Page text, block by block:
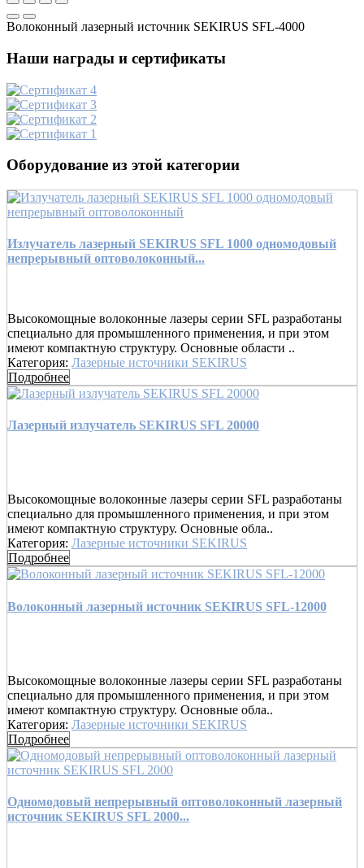
Волоконный лазерный источник SEKIRUS SFL-4000
Наши награды и сертификаты
Оборудование из этой категории
Излучатель лазерный SEKIRUS SFL 1000 одномодовый
непрерывный оптоволоконный...
Высокомощные волоконные лазеры серии SFL разработаны
специально для промышленного применения, и при этом
имеют компактную структуру. Основные области ..
Категория: Лазерные источники SEKIRUS
Подробнее
Лазерный излучатель SEKIRUS SFL 20000
Высокомощные волоконные лазеры серии SFL разработаны
специально для промышленного применения, и при этом
имеют компактную структуру. Основные обла..
Категория: Лазерные источники SEKIRUS
Подробнее
Волоконный лазерный источник SEKIRUS SFL-12000
Высокомощные волоконные лазеры серии SFL разработаны
специально для промышленного применения, и при этом
имеют компактную структуру. Основные обла..
Категория: Лазерные источники SEKIRUS
Подробнее
Одномодовый непрерывный оптоволоконный лазерный
источник SEKIRUS SFL 2000...